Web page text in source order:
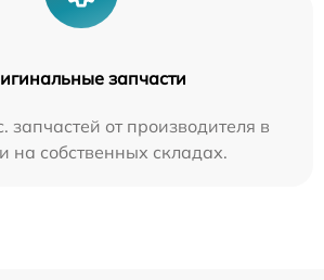
запчасти
запчастей от производителя в
на собственных складах.